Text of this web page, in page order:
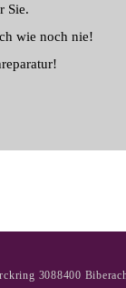
Sie.
wie noch nie!
3088400